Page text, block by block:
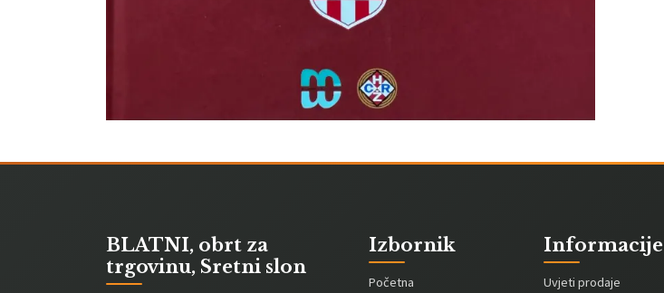
BLATNI, obrt za
trgovinu, Sretni slon
Izbornik
Početna
Informacije
Uvjeti prodaje